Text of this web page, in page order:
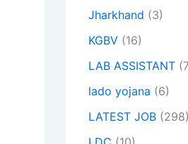
Jharkhand (3)
KGBV (16)
LAB ASSISTANT
lado yojana (6)
LATEST JOB (298)